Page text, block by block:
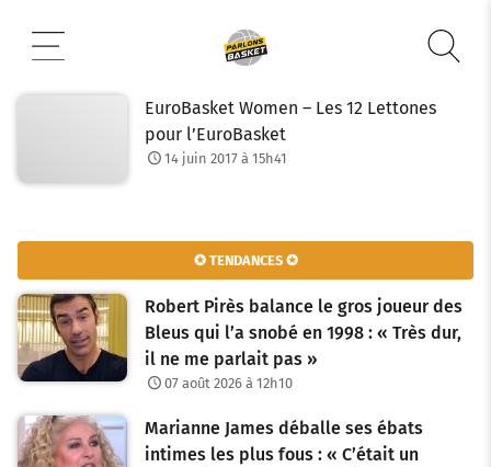
contenu
EuroBasket Women – Les 12 Lettones
pour l’EuroBasket
14 juin 2017 à 15h41
✪ TENDANCES ✪
Robert Pirès balance le gros joueur des
Bleus qui l’a snobé en 1998 : « Très dur,
il ne me parlait pas »
07 août 2026 à 12h10
Marianne James déballe ses ébats
intimes les plus fous : « C’était un